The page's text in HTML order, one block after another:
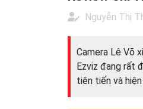
Nguyễn Thị
Camera Lê Võ
Ezviz đang rất
tiên tiến và